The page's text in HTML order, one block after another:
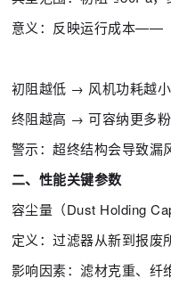
意义：反映运行成本——
初阻越低 → 风机功耗越小
终阻越高 → 可容纳更多粉
警示：超终结构会导致漏
二、性能关键参数
容尘量（Dust Holding
定义：过滤器从新到报废
影响因素：滤材克重、纤